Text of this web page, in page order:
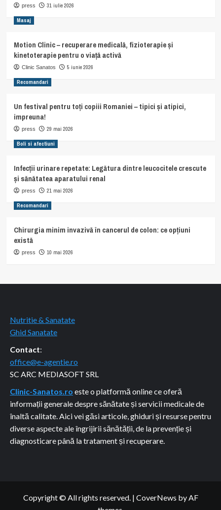
press 31 iulie 2026
Masaj
Motion Clinic – recuperare medicală, fizioterapie și
kinetoterapie pentru o viață activă
Clinic Sanatos 5 iunie 2026
Recomandari
Un festival pentru toți copiii Romaniei – tipici și atipici,
impreuna!
press 29 mai 2026
Boli si afectiuni
Infecții urinare repetate: Legătura dintre leucocitele crescute
și sănătatea aparatului renal
press 21 mai 2026
Recomandari
Chirurgia minim invazivă în cancerul de colon: ce opțiuni
există
press 10 mai 2026
Nutritie & Sanatate
Ghid Sanatate
Contact:
office@e-agentie.ro
SC ARC MEDIASOFT SRL
Clinic-Sanatos.ro este o platformă online ce oferă
informații generale despre sănătate și servicii medicale de
înaltă calitate. Aici vei găsi articole, ghiduri și resurse pentru
diverse aspecte ale îngrijirii sănătății, de la prevenție și
diagnosticare până la tratament și recuperare.
Copyright © All rights reserved. | CoverNews by AF